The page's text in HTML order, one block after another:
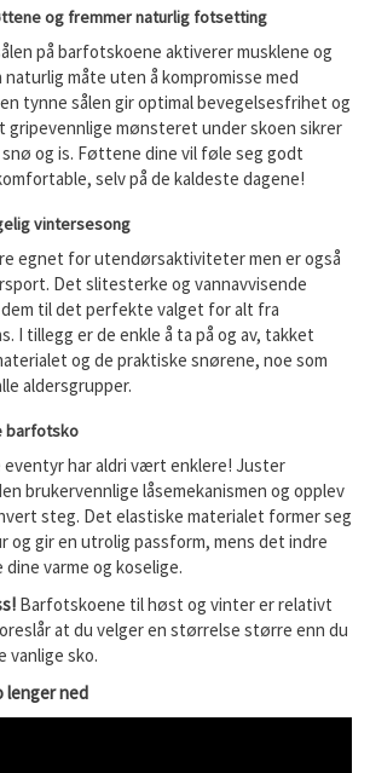
og fremmer naturlig fotsetting
på barfotskoene aktiverer musklene og
måte uten å kompromisse med
tynne sålen gir optimal bevegelsesfrihet og
gripevennlige mønsteret under skoen sikrer
og is. Føttene dine vil føle seg godt
selv på de kaldeste dagene!
vintersesong
egnet for utendørsaktiviteter men er også
Det slitesterke og vannavvisende
til det perfekte valget for alt fra
I tillegg er de enkle å ta på og av, takket
og de praktiske snørene, noe som
aldersgrupper.
barfotsko
eventyr har aldri vært enklere! Juster
brukervennlige låsemekanismen og opplev
steg. Det elastiske materialet former seg
gir en utrolig passform, mens det indre
varme og koselige.
Barfotskoene til høst og vinter er relativt
at du velger en størrelse større enn du
vanlige sko.
lenger ned